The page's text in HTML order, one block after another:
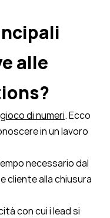
alle
di numeri. Ecco
in un lavoro
necessario dal
cliente alla chiusura
con cui i lead si